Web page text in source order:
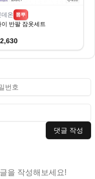
데온 뽐뿌
이 반팔 잠옷세트
댓글 작성
을 작성해보세요!